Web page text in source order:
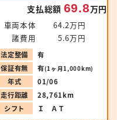
支払総額 69.8万円
車両本体
64.2万円
諸費用
5.6万円
法定整備
有
保証有無
有(1ヶ月1,000km)
年式
01/06
走行距離
28,761km
シフト
Ｉ ＡＴ